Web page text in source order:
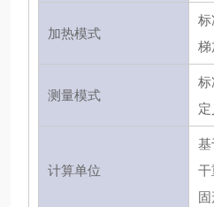
加热模式
标
梯
测量模式
标
计算单位
基
干